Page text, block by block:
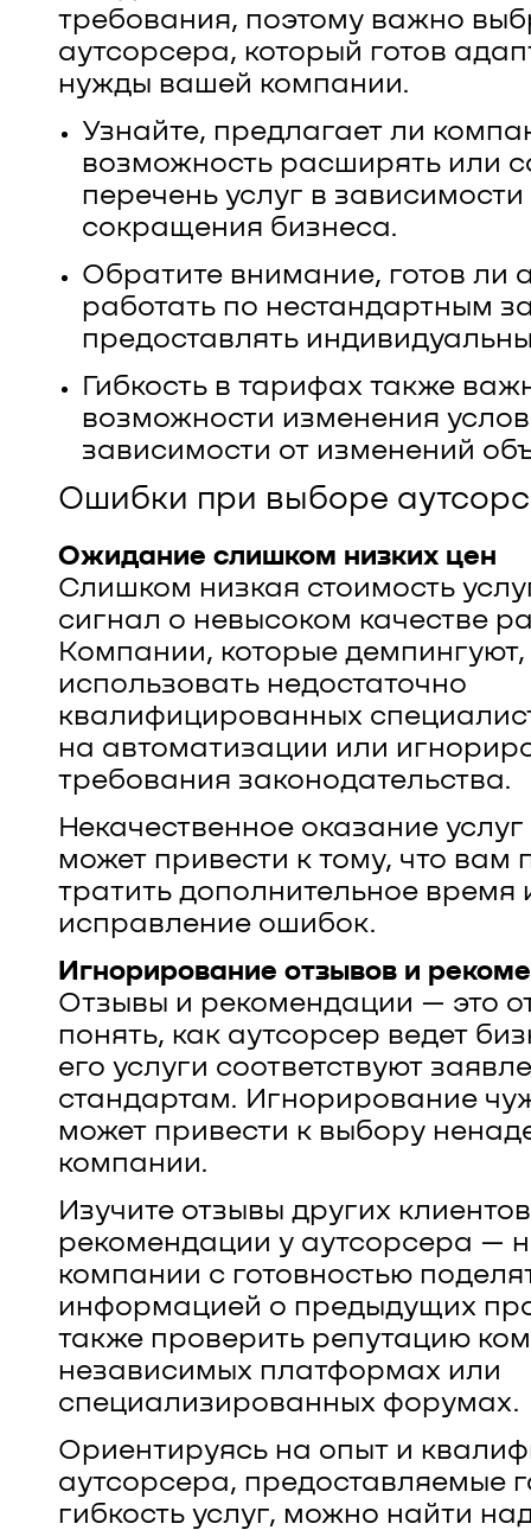
требования, поэтому важно
аутсорсера, который готов
нужды вашей компании.
Узнайте, предлагает ли
возможность расширять или
перечень услуг в
сокращения бизнеса.
Обратите внимание, готов ли
работать по нестандартным
предоставлять
Гибкость в тарифах также
возможности изменения
зависимости от изменений
Ошибки при выборе
Ожидание слишком низких цен
Слишком низкая стоимость
сигнал о невысоком качестве
Компании, которые демпингуют,
использовать недостаточно
квалифицированных
на автоматизации или
требования законодательства.
Некачественное оказание
может привести к тому, что вам
тратить дополнительное время
исправление ошибок.
Игнорирование отзывов и
Отзывы и рекомендации — это
понять, как аутсорсер ведет
его услуги соответствуют
стандартам. Игнорирование
может привести к выбору
компании.
Изучите отзывы других
рекомендации у аутсорсера —
компании с готовностью
информацией о предыдущих
также проверить репутацию
независимых платформах или
специализированных форумах.
Ориентируясь на опыт и
аутсорсера, предоставляемые
гибкость услуг, можно найти